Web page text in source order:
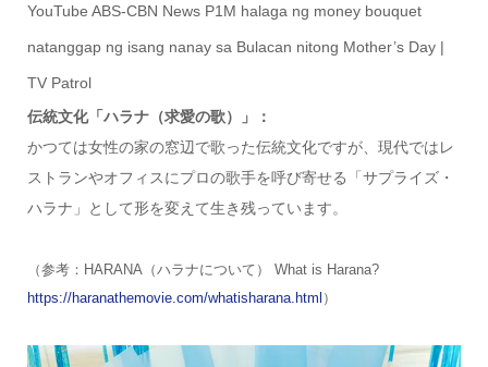
YouTube ABS-CBN News P1M halaga ng money bouquet
natanggap ng isang nanay sa Bulacan nitong Mother’s Day |
TV Patrol
伝統文化「ハラナ（求愛の歌）」：
かつては女性の家の窓辺で歌った伝統文化ですが、現代ではレ
ストランやオフィスにプロの歌手を呼び寄せる「サプライズ・
ハラナ」として形を変えて生き残っています。
（参考：HARANA（ハラナについて） What is Harana?
https://haranathemovie.com/whatisharana.html ）